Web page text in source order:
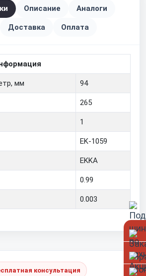
Описание Аналоги
Доставка Оплата
мм 94
265
1
EK-1059
EKKA
0.99
0.003
консультация